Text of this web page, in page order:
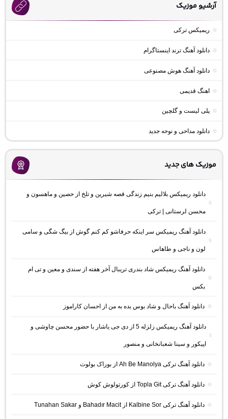
آرشیو موزیک
ریمیکس ترکی
دانلود آهنگ ترند اینستاگرام
دانلود آهنگ هوش مصنوعی
اهنگ قدیمی
پلی لیست و گلچین
دانلود مداحی و نوحه جدید
موزیک های جدید
دانلود ریمیکس بلالیم بنیم زندگی قصه شیرین و تلخ از حصین و ماهسون و
محسن لرستانی | ترکی
دانلود آهنگ ریمیکس سر اینکه حرفاشو کم کنم گوش از بیگ شگی و سامی
لون و ناجی و طاهاس
دانلود آهنگ ریمیکس شاد بندری تریبال آخر هفته از سندی و معین و تی ام
بکس
دانلود آهنگ باحال و شاد بوس بده به من از احسان کاراموز
دانلود آهنگ ریمیکس زلزله 5 از دی جی یاشار با حضور محسن چاوشی و
اپیکور و سینا شعبانخانی و منصور
دانلود آهنگ ترکی Ah Be Manolya از بوراک بولوت
دانلود آهنگ ترکی Topla Git از کورتولوش کوش
دانلود آهنگ ترکی Kalbine Sor از Bahadır Macit و Tunahan Sakar